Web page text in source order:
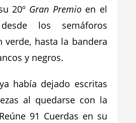
20º Gran Premioen el
los semáforos
verde, hasta la bandera
y negros.
había dejado escritas
al quedarse con la
91 Cuerdas en su